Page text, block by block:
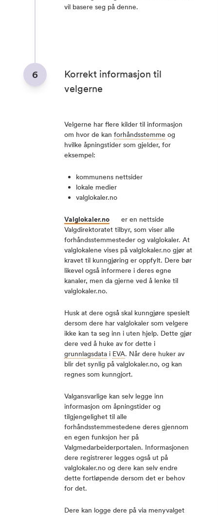
vil basere seg på denne.
6
Korrekt informasjon til
velgerne
Velgerne har flere kilder til informasjon
om hvor de kan forhåndsstemme og
hvilke åpningstider som gjelder, for
eksempel:
kommunens nettsider
lokale medier
valglokaler.no
Valglokaler.no
er en nettside
Valgdirektoratet tilbyr, som viser alle
forhåndsstemmesteder og valglokaler. At
valglokalene vises på valglokaler.no gjør at
kravet til kunngjøring er oppfylt. Dere bør
likevel også informere i deres egne
kanaler, men da gjerne ved å lenke til
valglokaler.no.
Husk at dere også skal kunngjøre spesielt
dersom dere har valglokaler som velgere
ikke kan ta seg inn i uten hjelp. Dette gjør
dere ved å huke av for dette i
grunnlagsdata i EVA. Når dere huker av
blir det synlig på valglokaler.no, og kan
regnes som kunngjort.
Valgansvarlige kan selv legge inn
informasjon om åpningstider og
tilgjengelighet til alle
forhåndsstemmestedene deres gjennom
en egen funksjon her på
Valgmedarbeiderportalen. Informasjonen
dere registrerer legges også ut på
valglokaler.no og dere kan selv endre
dette fortløpende dersom det er behov
for det.
Dere kan logge dere på via menyvalget